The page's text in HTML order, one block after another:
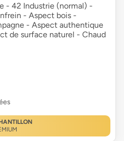
- 42 Industrie (normal) -
- Aspect bois -
- Aspect authentique
de surface naturel - Chaud